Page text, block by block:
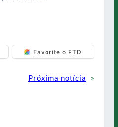
Favorite o PTD
Próxima notícia
»